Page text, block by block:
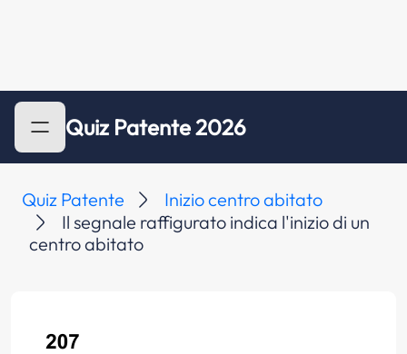
Quiz Patente 2026
Quiz Patente
Inizio centro abitato
Il segnale raffigurato indica l'inizio di un
centro abitato